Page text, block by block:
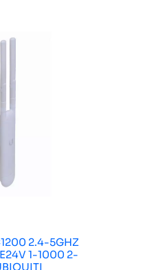
2.4-5GHZ
1-1000 2-